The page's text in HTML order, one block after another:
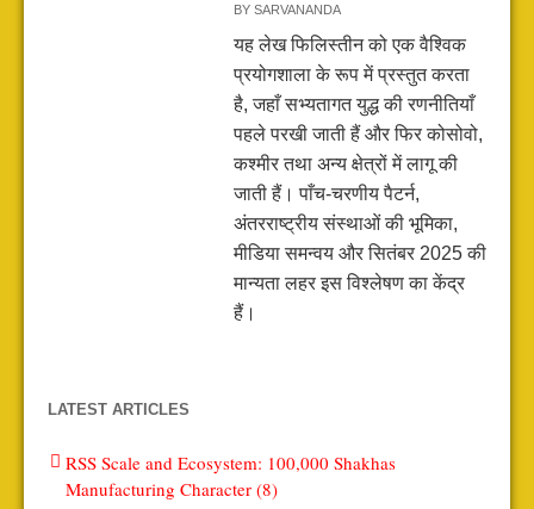
BY SARVANANDA
यह लेख फिलिस्तीन को एक वैश्विक
प्रयोगशाला के रूप में प्रस्तुत करता
है, जहाँ सभ्यतागत युद्ध की रणनीतियाँ
पहले परखी जाती हैं और फिर कोसोवो,
कश्मीर तथा अन्य क्षेत्रों में लागू की
जाती हैं। पाँच-चरणीय पैटर्न,
अंतरराष्ट्रीय संस्थाओं की भूमिका,
मीडिया समन्वय और सितंबर 2025 की
मान्यता लहर इस विश्लेषण का केंद्र
हैं।
LATEST ARTICLES
RSS Scale and Ecosystem: 100,000 Shakhas
Manufacturing Character (8)